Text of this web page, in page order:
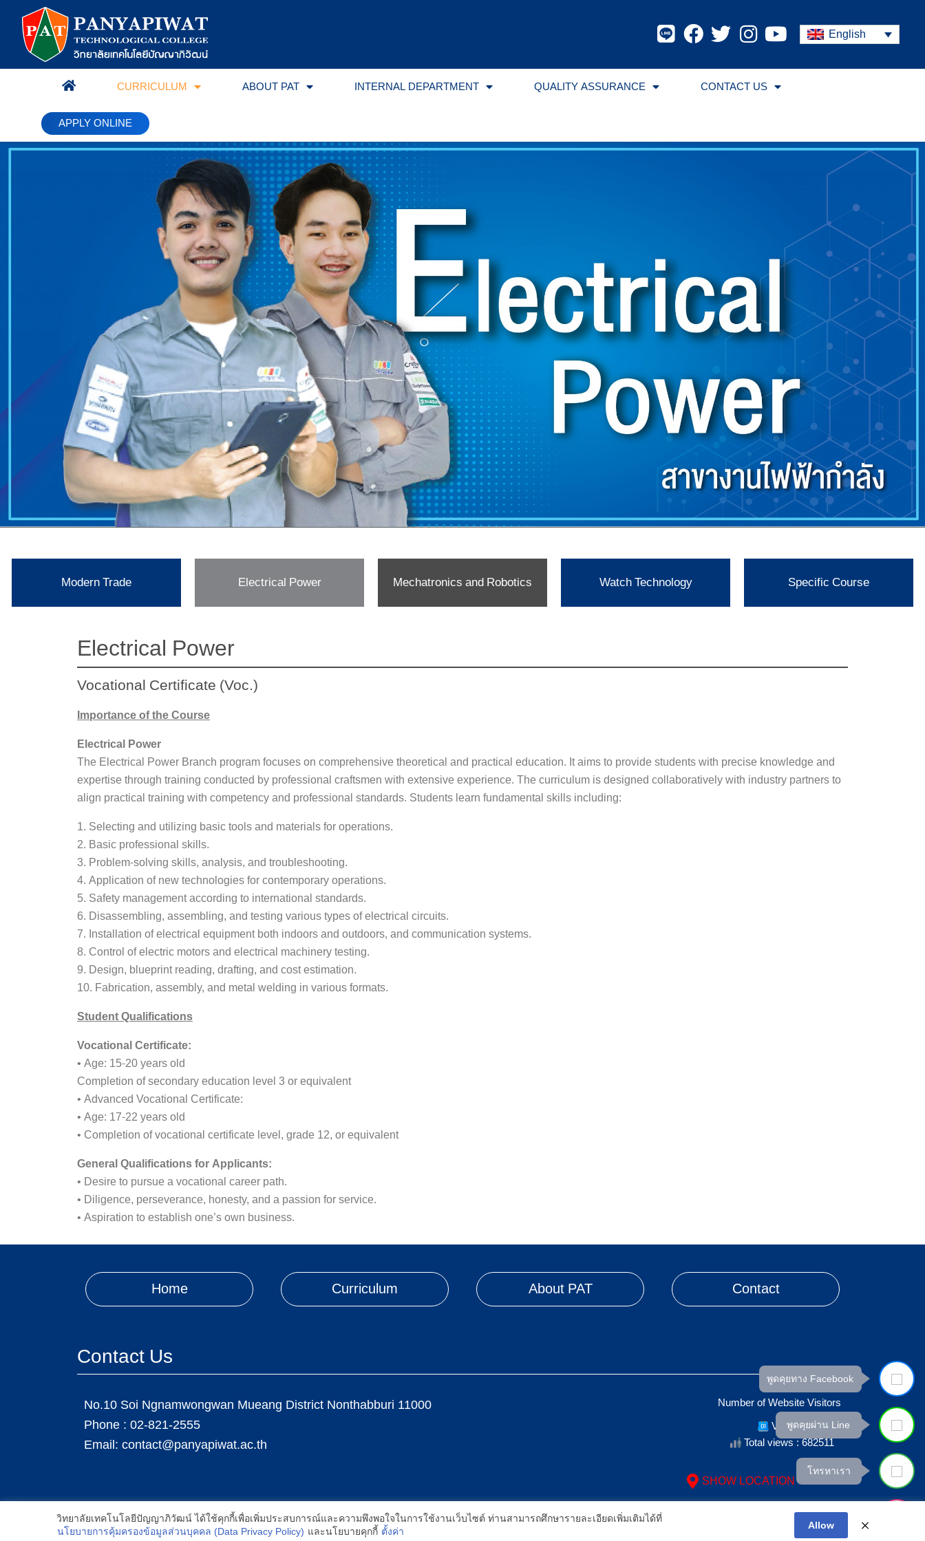
English
HOME
CURRICULUM ABOUT PAT INTERNAL DEPARTMENT QUALITY ASSURANCE
CONTACT US
APPLY ONLINE
Modern Trade Electrical Power Mechatronics and Robotics Watch Technology Specific Course
Electrical Power
Vocational Certificate (Voc.)
Importance of the Course
Electrical Power
The Electrical Power Branch program focuses on comprehensive theoretical and practical education. It aims to provide students with precise knowledge and
expertise through training conducted by professional craftsmen with extensive experience. The curriculum is designed collaboratively with industry partners to
align practical training with competency and professional standards. Students learn fundamental skills including:
1. Selecting and utilizing basic tools and materials for operations.
2. Basic professional skills.
3. Problem-solving skills, analysis, and troubleshooting.
4. Application of new technologies for contemporary operations.
5. Safety management according to international standards.
6. Disassembling, assembling, and testing various types of electrical circuits.
7. Installation of electrical equipment both indoors and outdoors, and communication systems.
8. Control of electric motors and electrical machinery testing.
9. Design, blueprint reading, drafting, and cost estimation.
10. Fabrication, assembly, and metal welding in various formats.
Student Qualifications
Vocational Certificate:
• Age: 15-20 years old
Completion of secondary education level 3 or equivalent
• Advanced Vocational Certificate:
• Age: 17-22 years old
• Completion of vocational certificate level, grade 12, or equivalent
General Qualifications for Applicants:
• Desire to pursue a vocational career path.
• Diligence, perseverance, honesty, and a passion for service.
• Aspiration to establish one’s own business.
Home Curriculum About PAT Contact
Contact Us
No.10 Soi Ngnamwongwan Mueang District Nonthabburi 11000
Phone : 02-821-2555
Email: contact@panyapiwat.ac.th
Number of Website Visitors
Views Today :
Total views : 682511
SHOW LOCATION ON MAP
2021 All Rights Reserved © Panyapiwat Learning Center | Privacy policy
พูดคุยทาง Facebook
พูดคุยผ่าน Line
โทรหาเรา
สอบถามเพิ่มเติม
เราใช้คุกกี้เพื่อเพิ่มประสิทธิภาพ และประสบการณ์ที่ดีในการใช้งานเว็บไซต์ เมื่อคุณกดยอมรับเราจะสามารถเลือกแสดงสิ่งที่น่าสนใจสำหรับคุณได้โดยเฉพาะ และหาก
คุณต้องการเปลี่ยนการตั้งค่าของคุกกี้สามารถเลือกตั้งค่าความยินยอมการใช้คุกกี้ได้ โดยคลิก "การตั้งค่า"
การตั้งค่า
วิทยาลัยเทคโนโลยีปัญญาภิวัฒน์ ได้ใช้คุกกี้เพื่อเพิ่มประสบการณ์และความพึงพอใจในการใช้งานเว็บไซต์ ท่านสามารถศึกษารายละเอียดเพิ่มเติมได้ที่
นโยบายการคุ้มครองข้อมูลส่วนบุคคล (Data Privacy Policy) และนโยบายคุกกี้ ตั้งค่า
Allow